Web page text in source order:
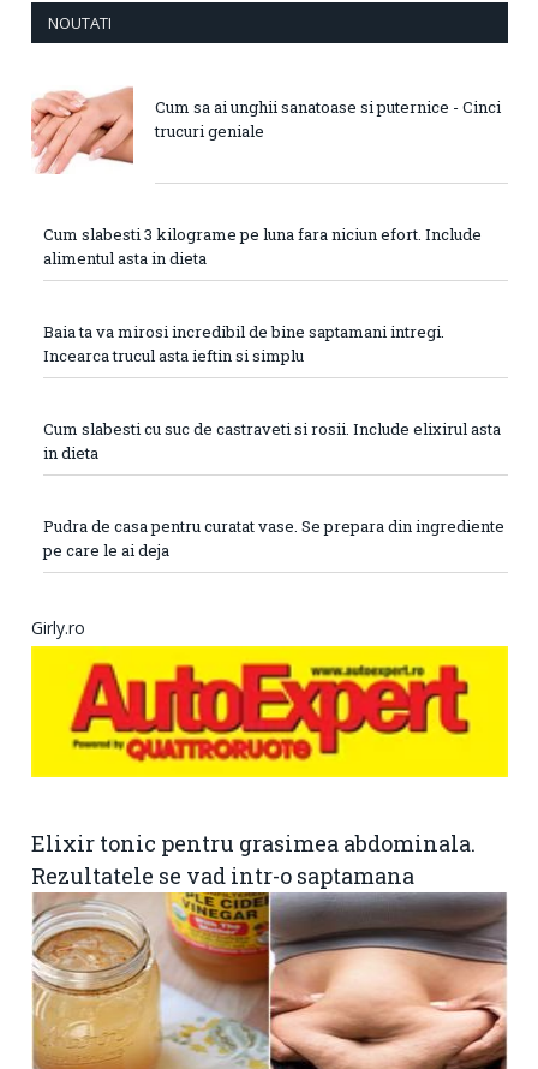
NOUTATI
Cum sa ai unghii sanatoase si puternice - Cinci
trucuri geniale
Cum slabesti 3 kilograme pe luna fara niciun efort. Include
alimentul asta in dieta
Baia ta va mirosi incredibil de bine saptamani intregi.
Incearca trucul asta ieftin si simplu
Cum slabesti cu suc de castraveti si rosii. Include elixirul asta
in dieta
Pudra de casa pentru curatat vase. Se prepara din ingrediente
pe care le ai deja
Girly.ro
Elixir tonic pentru grasimea abdominala.
Rezultatele se vad intr-o saptamana